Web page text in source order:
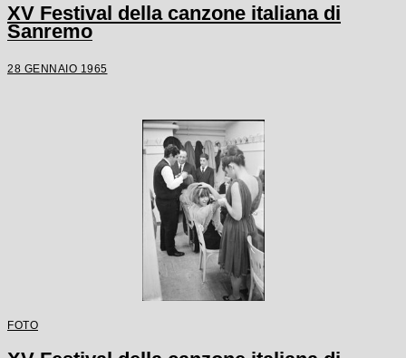
XV Festival della canzone italiana di
Sanremo
28 GENNAIO 1965
FOTO